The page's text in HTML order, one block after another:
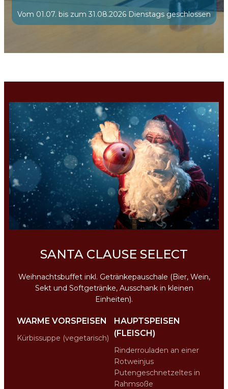
Vom 01.07. bis zum 31.08.2026 Dienstags geschlossen
SANTA CLAUSE SELECT
Weihnachtsbuffet inkl. Getränkepauschale (Bier, Wein,
Sekt und Softgetränke, Ausschank in kleinen
Einheiten).
WARME VORSPEISEN
Kürbissuppe (vegetarisch)
HAUPTSPEISEN
(FLEISCH)
Rinderrouladen an einer
Rotweinjus
Putengeschnetzeltes in
Rahmsoße